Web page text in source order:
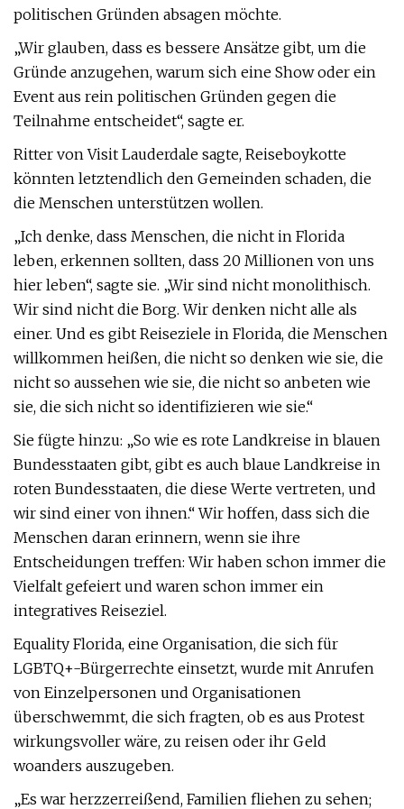
politischen Gründen absagen möchte.
„Wir glauben, dass es bessere Ansätze gibt, um die
Gründe anzugehen, warum sich eine Show oder ein
Event aus rein politischen Gründen gegen die
Teilnahme entscheidet“, sagte er.
Ritter von Visit Lauderdale sagte, Reiseboykotte
könnten letztendlich den Gemeinden schaden, die
die Menschen unterstützen wollen.
„Ich denke, dass Menschen, die nicht in Florida
leben, erkennen sollten, dass 20 Millionen von uns
hier leben“, sagte sie. „Wir sind nicht monolithisch.
Wir sind nicht die Borg. Wir denken nicht alle als
einer. Und es gibt Reiseziele in Florida, die Menschen
willkommen heißen, die nicht so denken wie sie, die
nicht so aussehen wie sie, die nicht so anbeten wie
sie, die sich nicht so identifizieren wie sie.“
Sie fügte hinzu: „So wie es rote Landkreise in blauen
Bundesstaaten gibt, gibt es auch blaue Landkreise in
roten Bundesstaaten, die diese Werte vertreten, und
wir sind einer von ihnen.“ Wir hoffen, dass sich die
Menschen daran erinnern, wenn sie ihre
Entscheidungen treffen: Wir haben schon immer die
Vielfalt gefeiert und waren schon immer ein
integratives Reiseziel.
Equality Florida, eine Organisation, die sich für
LGBTQ+-Bürgerrechte einsetzt, wurde mit Anrufen
von Einzelpersonen und Organisationen
überschwemmt, die sich fragten, ob es aus Protest
wirkungsvoller wäre, zu reisen oder ihr Geld
woanders auszugeben.
„Es war herzzerreißend, Familien fliehen zu sehen;